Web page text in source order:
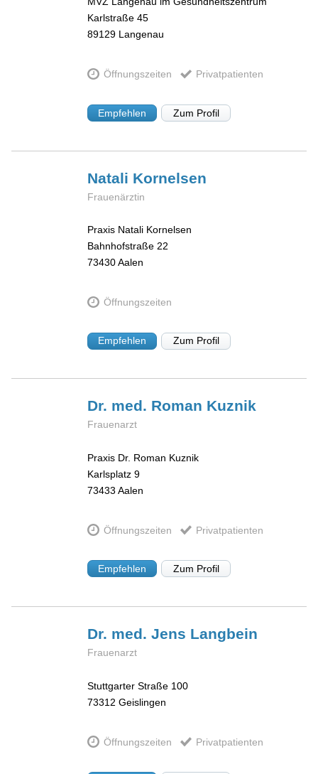
Karlstraße 45
89129 Langenau
Öffnungszeiten Privatpatienten
Empfehlen Zum Profil
Natali Kornelsen
Frauenärztin
Praxis Natali Kornelsen
Bahnhofstraße 22
73430Aalen
Öffnungszeiten
Empfehlen Zum Profil
Dr. med. Roman Kuznik
Frauenarzt
Praxis Dr. Roman Kuznik
Karlsplatz 9
73433 Aalen
Öffnungszeiten Privatpatienten
Empfehlen Zum Profil
Dr. med. Jens Langbein
Frauenarzt
Stuttgarter Straße 100
73312 Geislingen
Öffnungszeiten Privatpatienten